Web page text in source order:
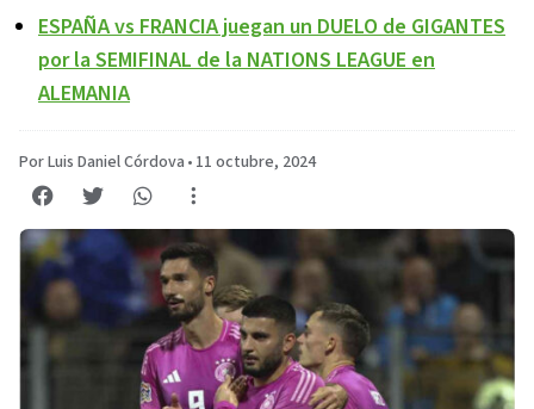
ESPAÑA vs FRANCIA juegan un DUELO de GIGANTES
por la SEMIFINAL de la NATIONS LEAGUE en
ALEMANIA
Por Luis Daniel Córdova • 11 octubre, 2024